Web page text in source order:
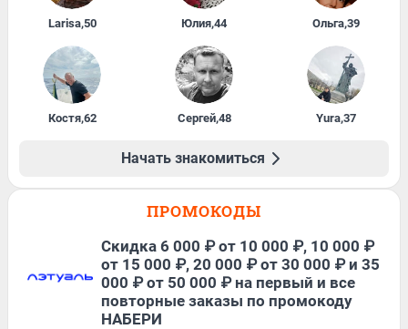
Larisa,50 Юлия,44 Ольга,39
Костя,62 Сергей,48 Yura,37
Начать знакомиться
ПРОМОКОДЫ
Скидка 6 000 ₽ от 10 000 ₽, 10 000 ₽
от 15 000 ₽, 20 000 ₽ от 30 000 ₽ и 35
000 ₽ от 50 000 ₽ на первый и все
повторные заказы по промокоду
НАБЕРИ